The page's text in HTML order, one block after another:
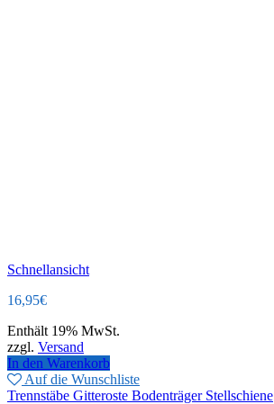
Schnellansicht
16,95€
Enthält 19% MwSt.
zzgl. Versand
In den Warenkorb
Auf die Wunschliste
Trennstäbe Gitteroste Bodenträger Stellschiene